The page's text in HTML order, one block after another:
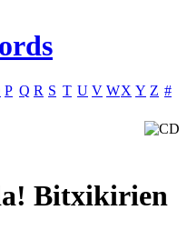
P Q R S T U V WX Y Z #
Bitxikirien